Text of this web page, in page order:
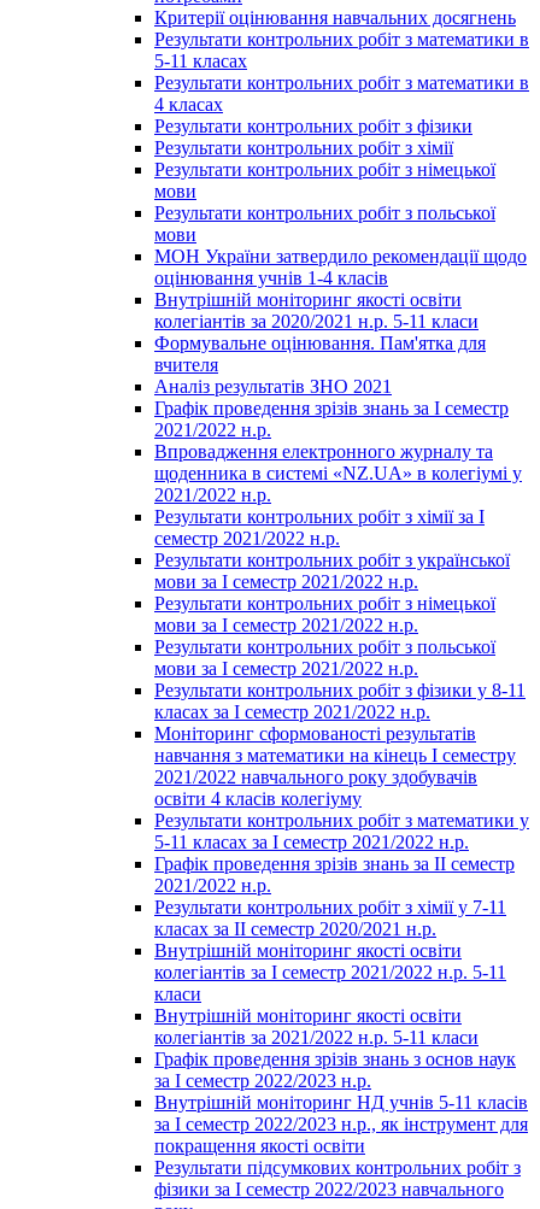
Критерії оцінювання навчальних досягнень
Результати контрольних робіт з математики в
5-11 класах
Результати контрольних робіт з математики в
4 класах
Результати контрольних робіт з фізики
Результати контрольних робіт з хімії
Результати контрольних робіт з німецької
мови
Результати контрольних робіт з польської
мови
МОН України затвердило рекомендації щодо
оцінювання учнів 1-4 класів
Внутрішній моніторинг якості освіти
колегіантів за 2020/2021 н.р. 5-11 класи
Формувальне оцінювання. Пам'ятка для
вчителя
Аналіз результатів ЗНО 2021
Графік проведення зрізів знань за І семестр
2021/2022 н.р.
Впровадження електронного журналу та
щоденника в системі «NZ.UA» в колегіумі у
2021/2022 н.р.
Результати контрольних робіт з хімії за І
семестр 2021/2022 н.р.
Результати контрольних робіт з української
мови за І семестр 2021/2022 н.р.
Результати контрольних робіт з німецької
мови за І семестр 2021/2022 н.р.
Результати контрольних робіт з польської
мови за І семестр 2021/2022 н.р.
Результати контрольних робіт з фізики у 8-11
класах за І семестр 2021/2022 н.р.
Моніторинг сформованості результатів
навчання з математики на кінець І семестру
2021/2022 навчального року здобувачів
освіти 4 класів колегіуму
Результати контрольних робіт з математики у
5-11 класах за І семестр 2021/2022 н.р.
Графік проведення зрізів знань за ІІ семестр
2021/2022 н.р.
Результати контрольних робіт з хімії у 7-11
класах за ІІ семестр 2020/2021 н.р.
Внутрішній моніторинг якості освіти
колегіантів за І семестр 2021/2022 н.р. 5-11
класи
Внутрішній моніторинг якості освіти
колегіантів за 2021/2022 н.р. 5-11 класи
Графік проведення зрізів знань з основ наук
за І семестр 2022/2023 н.р.
Внутрішній моніторинг НД учнів 5-11 класів
за І семестр 2022/2023 н.р., як інструмент для
покращення якості освіти
Результати підсумкових контрольних робіт з
фізики за І семестр 2022/2023 навчального